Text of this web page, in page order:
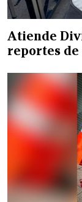
Atiende
reportes